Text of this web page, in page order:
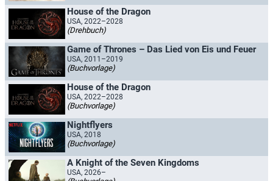
House of the Dragon
USA, 2022–2028
(Drehbuch)
Game of Thrones – Das Lied von Eis und Feuer
USA, 2011–2019
(Buchvorlage)
House of the Dragon
USA, 2022–2028
(Buchvorlage)
Nightflyers
USA, 2018
(Buchvorlage)
A Knight of the Seven Kingdoms
USA, 2026–